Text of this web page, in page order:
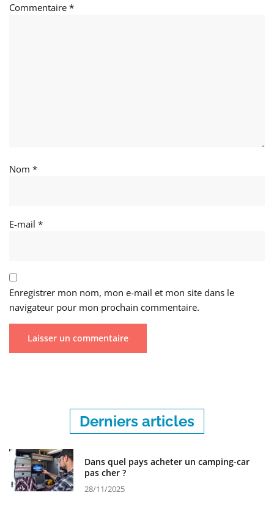
Commentaire *
Nom *
E-mail *
Enregistrer mon nom, mon e-mail et mon site dans le
navigateur pour mon prochain commentaire.
Derniers articles
Dans quel pays acheter un camping-car
pas cher ?
28/11/2025